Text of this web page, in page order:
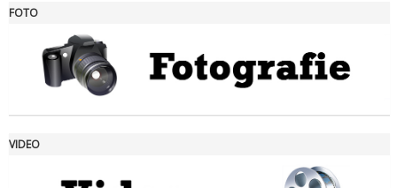
Ddl Lobby, Uisp: “Il Parlamento valorizzi le nostre specificità"
FOTO
VIDEO